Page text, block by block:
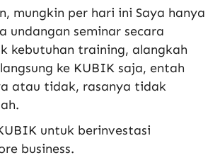
mungkin per hari ini Saya hanya
undangan seminar secara
kebutuhan training, alangkah
ke KUBIK saja, entah
atau tidak, rasanya tidak
untuk berinvestasi
business.